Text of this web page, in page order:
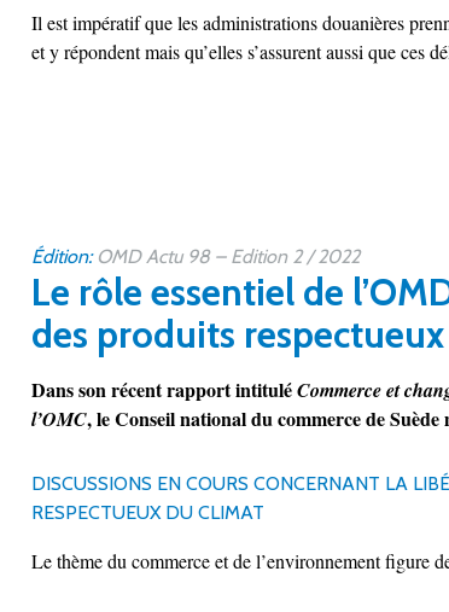
Il est impératif que les administrations douanières
et y répondent mais qu’elles s’assurent aussi que ces
Édition: OMD Actu 98 – Edition 2 / 2022
Le rôle essentiel de
des produits
Dans son récent rapport intituléCommerce et
l’OMC, le Conseil national du commerce de
DISCUSSIONS EN COURS CONCERNANT LA
RESPECTUEUX DU CLIMAT
Le thème du commerce et de l’environnement figure